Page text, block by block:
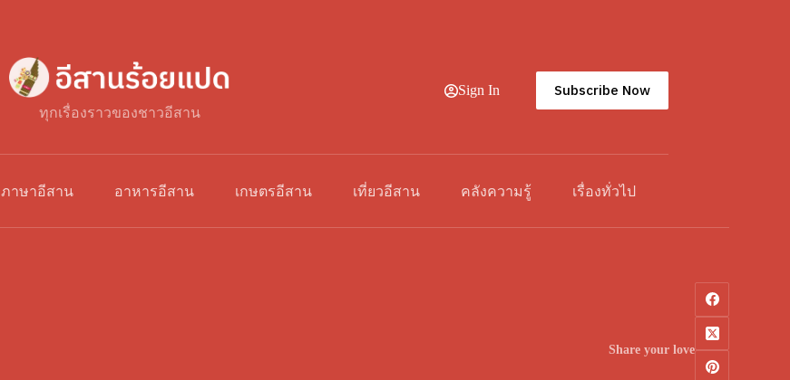
ทุกเรื่องราวของชาวอีสาน
Sign In Subscribe Now
ภาษาอีสาน อาหารอีสาน เกษตรอีสาน เที่ยวอีสาน คลังความรู้ เรื่องทั่วไป
Share your love